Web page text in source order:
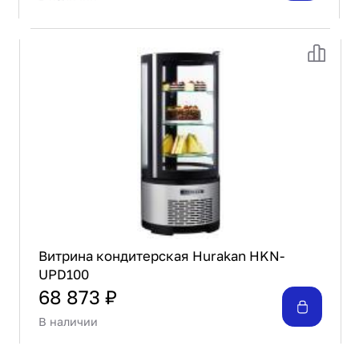
Витрина кондитерская Hurakan HKN-
UPD100
68 873 ₽
В наличии